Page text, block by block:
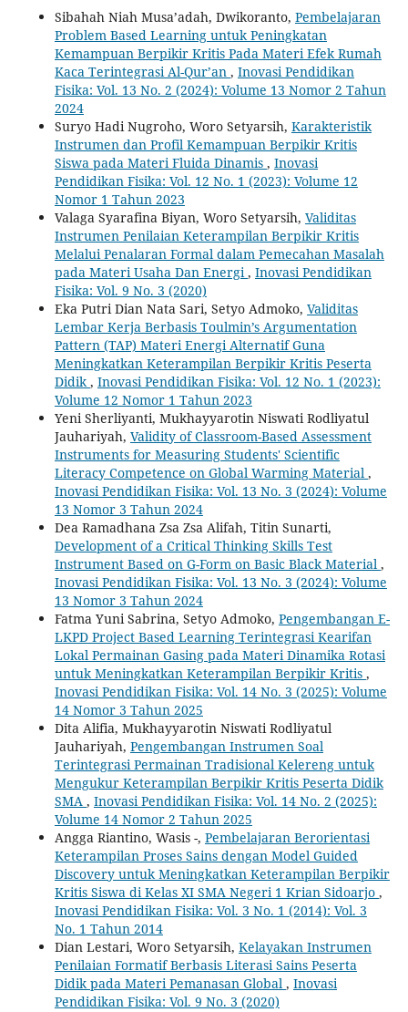
Sibahah Niah Musa’adah, Dwikoranto, Pembelajaran
Problem Based Learning untuk Peningkatan
Kemampuan Berpikir Kritis Pada Materi Efek Rumah
Kaca Terintegrasi Al-Qur’an , Inovasi Pendidikan
Fisika: Vol. 13 No. 2 (2024): Volume 13 Nomor 2 Tahun
2024
Suryo Hadi Nugroho, Woro Setyarsih, Karakteristik
Instrumen dan Profil Kemampuan Berpikir Kritis
Siswa pada Materi Fluida Dinamis , Inovasi
Pendidikan Fisika: Vol. 12 No. 1 (2023): Volume 12
Nomor 1 Tahun 2023
Valaga Syarafina Biyan, Woro Setyarsih, Validitas
Instrumen Penilaian Keterampilan Berpikir Kritis
Melalui Penalaran Formal dalam Pemecahan Masalah
pada Materi Usaha Dan Energi, Inovasi Pendidikan
Fisika: Vol. 9 No. 3 (2020)
Eka Putri Dian Nata Sari, Setyo Admoko, Validitas
Lembar Kerja Berbasis Toulmin’s Argumentation
Pattern (TAP) Materi Energi Alternatif Guna
Meningkatkan Keterampilan Berpikir Kritis Peserta
Didik, Inovasi Pendidikan Fisika: Vol. 12 No. 1 (2023):
Volume 12 Nomor 1 Tahun 2023
Yeni Sherliyanti, Mukhayyarotin Niswati Rodliyatul
Jauhariyah, Validity of Classroom-Based Assessment
Instruments for Measuring Students' Scientific
Literacy Competence on Global Warming Material ,
Inovasi Pendidikan Fisika: Vol. 13 No. 3 (2024): Volume
13 Nomor 3 Tahun 2024
Dea Ramadhana Zsa Zsa Alifah, Titin Sunarti,
Development of a Critical Thinking Skills Test
Instrument Based on G-Form on Basic Black Material ,
Inovasi Pendidikan Fisika: Vol. 13 No. 3 (2024): Volume
13 Nomor 3 Tahun 2024
Fatma Yuni Sabrina, Setyo Admoko, Pengembangan E-
LKPD Project Based Learning Terintegrasi Kearifan
Lokal Permainan Gasing pada Materi Dinamika Rotasi
untuk Meningkatkan Keterampilan Berpikir Kritis ,
Inovasi Pendidikan Fisika: Vol. 14 No. 3 (2025): Volume
14 Nomor 3 Tahun 2025
Dita Alifia, Mukhayyarotin Niswati Rodliyatul
Jauhariyah, Pengembangan Instrumen Soal
Terintegrasi Permainan Tradisional Kelereng untuk
Mengukur Keterampilan Berpikir Kritis Peserta Didik
SMA , Inovasi Pendidikan Fisika: Vol. 14 No. 2 (2025):
Volume 14 Nomor 2 Tahun 2025
Angga Riantino, Wasis -, Pembelajaran Berorientasi
Keterampilan Proses Sains dengan Model Guided
Discovery untuk Meningkatkan Keterampilan Berpikir
Kritis Siswa di Kelas XI SMA Negeri 1 Krian Sidoarjo ,
Inovasi Pendidikan Fisika: Vol. 3 No. 1 (2014): Vol. 3
No. 1 Tahun 2014
Dian Lestari, Woro Setyarsih, Kelayakan Instrumen
Penilaian Formatif Berbasis Literasi Sains Peserta
Didik pada Materi Pemanasan Global , Inovasi
Pendidikan Fisika: Vol. 9 No. 3 (2020)